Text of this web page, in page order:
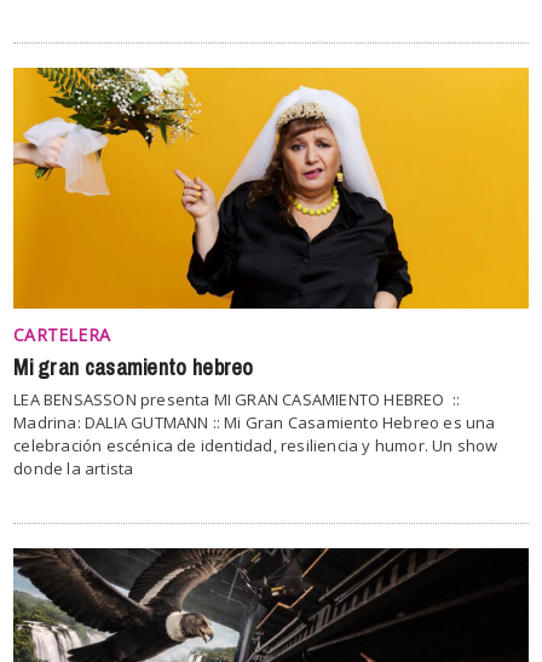
CARTELERA
Mi gran casamiento hebreo
LEA BENSASSON presenta MI GRAN CASAMIENTO HEBREO ::
Madrina: DALIA GUTMANN :: Mi Gran Casamiento Hebreo es una
celebración escénica de identidad, resiliencia y humor. Un show
donde la artista